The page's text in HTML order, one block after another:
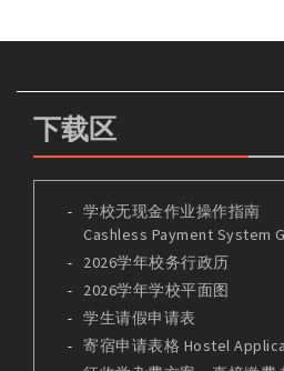
下载区
学校无现金作业操作指南
Cashless Payment System
2026学年校务行政历
2026学年学校平面图
学生请假申请表
寄宿申请表格 Hostel